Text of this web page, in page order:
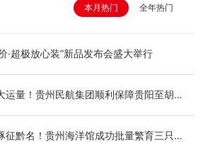
本月热门 全年热门
·超极放心装”新品发布会盛大举行
运量！贵州民航集团顺利保障贵阳至胡
征黔名！贵州海洋馆成功批量繁育三只